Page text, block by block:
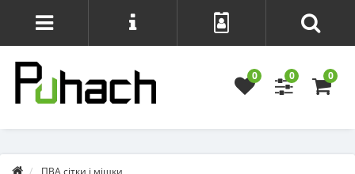
0 0 0
ПВА сітки і мішки